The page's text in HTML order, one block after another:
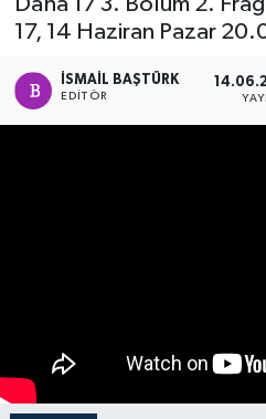
17, 14 Haziran Pazar
İSMAIL BAŞTÜRK
EDITÖR
SPOR
KÜLTÜR SANAT